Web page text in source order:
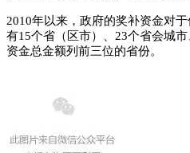
2010年以来，政府的奖补资金对
有15个省（区市）、23个省会城
资金总金额列前三位的省份。